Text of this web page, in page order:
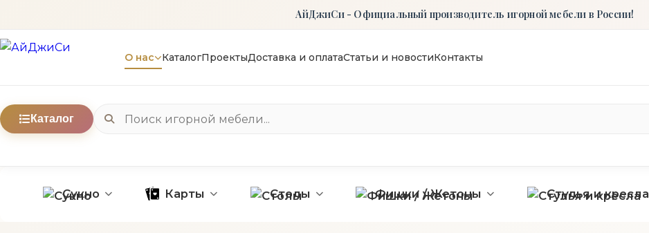
АйДжиСи - Официальный производитель игорной мебели в России!
О нас КаталогПроектыДоставка и оплатаСтатьи и новостиКонтакты
Каталог
Сукно Карты Столы Фишки / Жетоны Стулья и кресла